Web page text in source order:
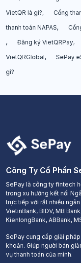
VietQR là gì?
Cổng
thanh toán NAPAS
Đăng ký VietQRPay
VietQRGlobal
SePay
gì?
Công Ty Cổ Phần
SePay là công ty fintech
trong xu hướng kết nối
trực tiếp với rất nhiều
VietinBank, BIDV, MB
KienlongBank, ABBank,
SePay cung cấp giải
khoản. Giúp người bán
vụ thanh toán của mình.